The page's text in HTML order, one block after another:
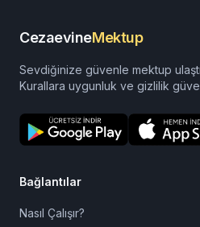
CezaevineMektup
Sevdiğinize güvenle mektup
Kurallara uygunluk ve gizlilik
Bağlantılar
Nasıl Çalışır?